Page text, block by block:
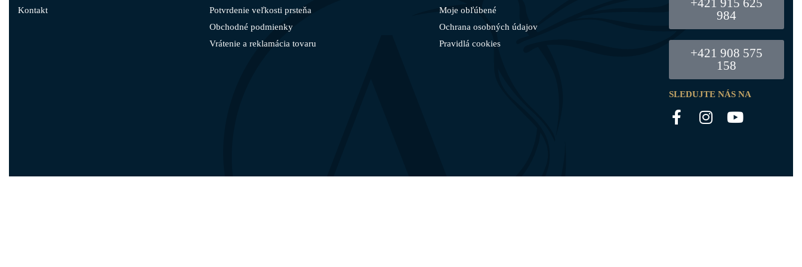
Kontakt
Potvrdenie veľkosti prsteňa
Obchodné podmienky
Vrátenie a reklamácia tovaru
Moje obľúbené
Ochrana osobných údajov
Pravidlá cookies
+421 915 625
984
+421 908 575
158
SLEDUJTE NÁS NA